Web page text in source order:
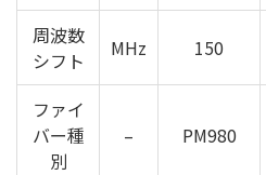
周波数
シフト
MHz 150
ファイ
バー種
別
– PM980